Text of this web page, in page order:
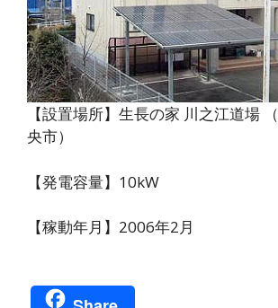
【設置場所】生長の家 川之江道場
央市）
【発電容量】10kW
【稼動年月】2006年2月